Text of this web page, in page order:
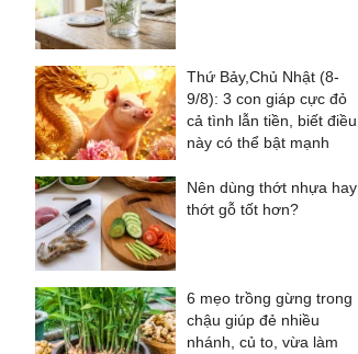
Thứ Bảy,Chủ Nhật (8-
9/8): 3 con giáp cực đỏ
cả tình lẫn tiền, biết điều
này có thể bật mạnh
Nên dùng thớt nhựa hay
thớt gỗ tốt hơn?
6 mẹo trồng gừng trong
chậu giúp đẻ nhiều
nhánh, củ to, vừa làm